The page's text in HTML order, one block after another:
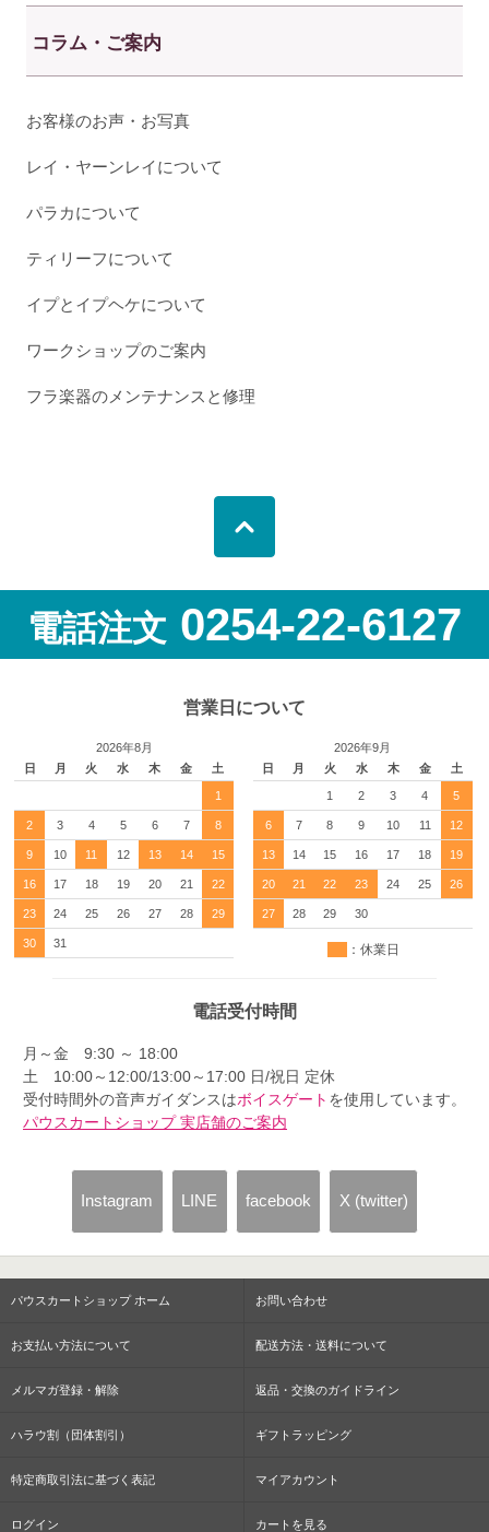
コラム・ご案内
お客様のお声・お写真
レイ・ヤーンレイについて
パラカについて
ティリーフについて
イプとイプヘケについて
ワークショップのご案内
フラ楽器のメンテナンスと修理
電話注文 0254-22-6127
営業日について
2026年8月
日
月 火 水 木 金 土
1
2 3 4 5 6 7 8
9 10 11 12 13 14 15
16 17 18 19 20 21 22
23 24 25 26 27 28 29
30 31
2026年9月
日
月 火 水 木 金 土
1 2 3 4 5
6 7 8 9 10 11 12
13 14 15 16 17 18 19
20 21 22 23 24 25 26
27 28 29 30
：休業日
電話受付時間
月～金 9:30 ～ 18:00
土 10:00～12:00/13:00～17:00 日/祝日 定休
受付時間外の音声ガイダンスはボイスゲート を使用しています。
パウスカートショップ 実店舗のご案内
Instagram LINE facebook X (twitter)
パウスカートショップ ホーム お問い合わせ
お支払い方法について 配送方法・送料について
メルマガ登録・解除 返品・交換のガイドライン
ハラウ割（団体割引） ギフトラッピング
特定商取引法に基づく表記 マイアカウント
ログイン カートを見る